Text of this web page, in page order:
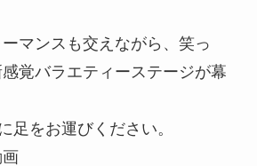
マンスも交えながら、笑っ
覚バラエティーステージが幕
足をお運びください。